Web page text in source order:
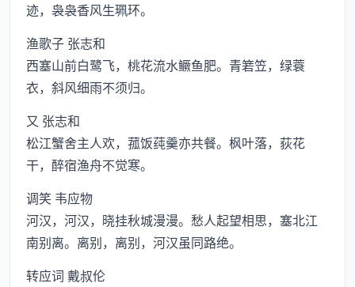
迹，袅袅香风生珮环。
渔歌子 张志和
西塞山前白鹭飞，桃花流水鳜鱼肥。青箬笠，绿蓑
衣，斜风细雨不须归。
又 张志和
松江蟹舍主人欢，菰饭莼羹亦共餐。枫叶落，荻花
干，醉宿渔舟不觉寒。
调笑 韦应物
河汉，河汉，晓挂秋城漫漫。愁人起望相思，塞北江
南别离。离别，离别，河汉虽同路绝。
转应词 戴叔伦